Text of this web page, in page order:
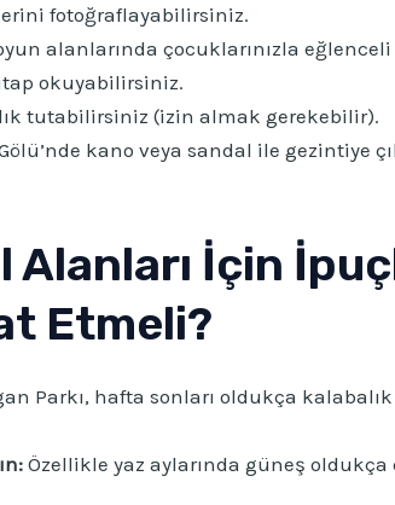
fotoğraflayabilirsiniz.
alanlarında çocuklarınızla
okuyabilirsiniz.
tutabilirsiniz (izin almak gerekebilir).
kano veya sandal ile gezintiye
Alanları İçin
Etmeli?
Parkı, hafta sonları oldukça
Özellikle yaz aylarında güneş